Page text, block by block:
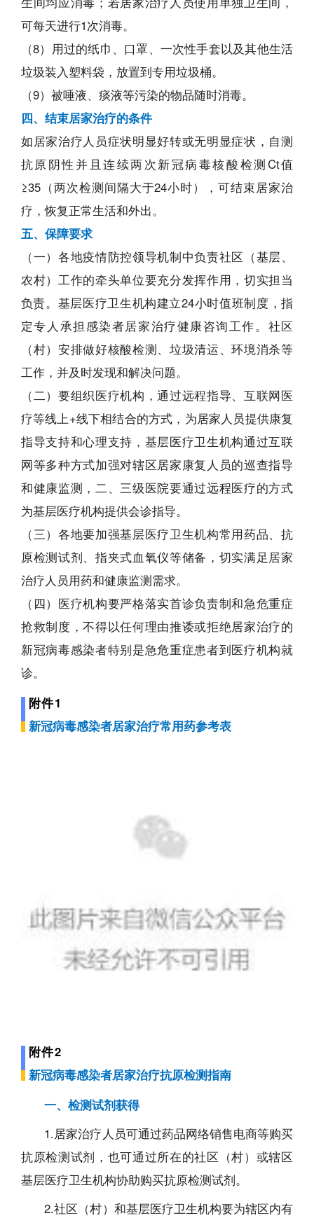
可每天进行1次消毒。
（8）用过的纸巾、口罩、一次性手套以及其他生活
垃圾装入塑料袋，放置到专用垃圾桶。
（9）被唾液、痰液等污染的物品随时消毒。
四、结束居家治疗的条件
如居家治疗人员症状明显好转或无明显症状，自测
抗原阴性并且连续两次新冠病毒核酸检测Ct值
≥35（两次检测间隔大于24小时），可结束居家治
疗，恢复正常生活和外出。
五、保障要求
（一）各地疫情防控领导机制中负责社区（基层、
农村）工作的牵头单位要充分发挥作用，切实担当
负责。基层医疗卫生机构建立24小时值班制度，指
定专人承担感染者居家治疗健康咨询工作。社区
（村）安排做好核酸检测、垃圾清运、环境消杀等
工作，并及时发现和解决问题。
（二）要组织医疗机构，通过远程指导、互联网医
疗等线上+线下相结合的方式，为居家人员提供康复
指导支持和心理支持，基层医疗卫生机构通过互联
网等多种方式加强对辖区居家康复人员的巡查指导
和健康监测，二、三级医院要通过远程医疗的方式
为基层医疗机构提供会诊指导。
（三）各地要加强基层医疗卫生机构常用药品、抗
原检测试剂、指夹式血氧仪等储备，切实满足居家
治疗人员用药和健康监测需求。
（四）医疗机构要严格落实首诊负责制和急危重症
抢救制度，不得以任何理由推诿或拒绝居家治疗的
新冠病毒感染者特别是急危重症患者到医疗机构就
诊。
附件1
新冠病毒感染者居家治疗常用药参考表
附件2
新冠病毒感染者居家治疗抗原检测指南
一、检测试剂获得
1.居家治疗人员可通过药品网络销售电商等购买
抗原检测试剂，也可通过所在的社区（村）或辖区
基层医疗卫生机构协助购买抗原检测试剂。
2.社区（村）和基层医疗卫生机构要为辖区内有